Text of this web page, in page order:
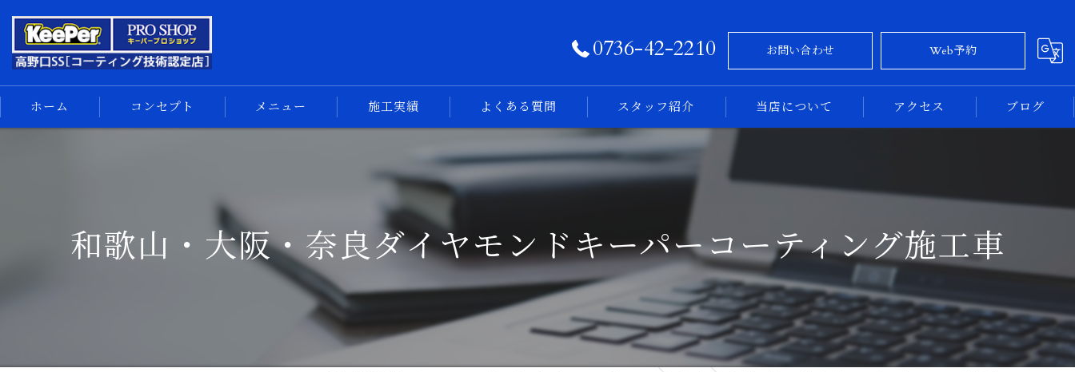
0736-42-2210 お問い合わせ Web予約
ホーム コンセプト メニュー
車内清掃
サイドメニュー
施工実績 よくある質問 スタッフ紹介 当店について
中古車
専門店
アクセス ブログ
和歌山・大阪・奈良ダイヤモンドキーパーコーティング施工車